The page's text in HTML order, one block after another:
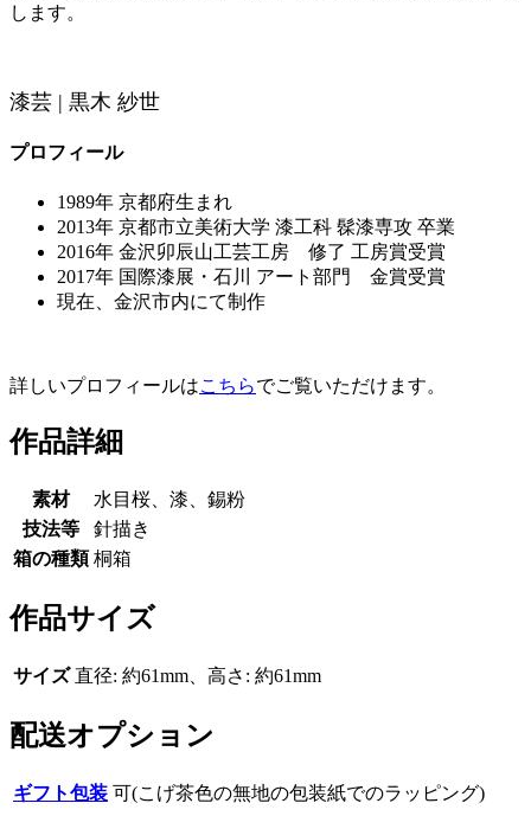
します。
漆芸 | 黒木 紗世
プロフィール
1989年 京都府生まれ
2013年 京都市立美術大学 漆工科 髹漆専攻 卒業
2016年 金沢卯辰山工芸工房 修了 工房賞受賞
2017年 国際漆展・石川 アート部門 金賞受賞
現在、金沢市内にて制作
詳しいプロフィールはこちらでご覧いただけます。
作品詳細
素材
水目桜、漆、錫粉
技法等
針描き
箱の種類 桐箱
作品サイズ
サイズ 直径: 約61mm、高さ: 約61mm
配送オプション
ギフト包装 可(こげ茶色の無地の包装紙でのラッピング)